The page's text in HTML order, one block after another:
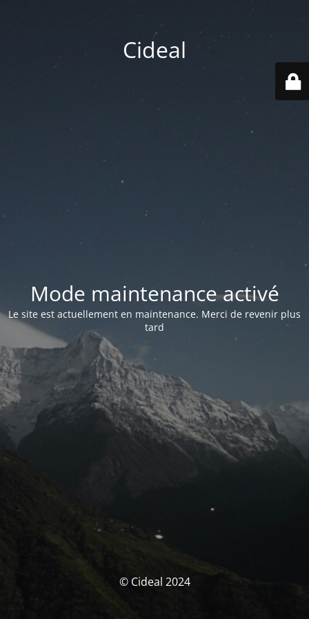
Cideal
Mode maintenance activé
Le site est actuellement en maintenance. Merci de revenir plus
tard
© Cideal 2024